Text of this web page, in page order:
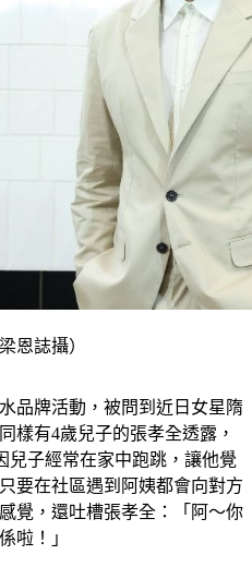
樣有4歲兒子的張孝全透露，
子經常在家中跑跳，讓他覺
要在社區遇到阿姨都會向對方
覺，還吐槽張孝全：「阿～你
啦！」